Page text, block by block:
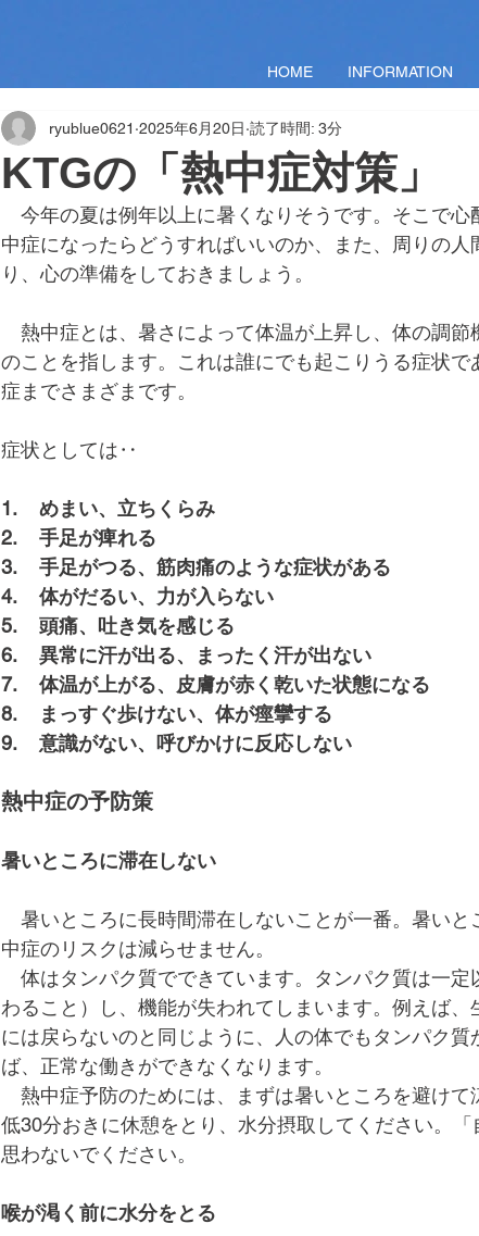
HOME INFORMATION
KTGの「熱中症対策」
ryublue0621 2025年6月20日 読了時間: 3分
今年の夏は例年以上に暑くなりそうです。そこで心
中症になったらどうすればいいのか、また、周りの
り、心の準備をしておきましょう。
熱中症とは、暑さによって体温が上昇し、体の調節
のことを指します。これは誰にでも起こりうる症状
症までさまざまです。
症状としては‥
1.    めまい、立ちくらみ
2.    手足が痺れる
3.    手足がつる、筋肉痛のような症状がある
4.    体がだるい、力が入らない
5.    頭痛、吐き気を感じる
6.    異常に汗が出る、まったく汗が出ない
7.    体温が上がる、皮膚が赤く乾いた状態になる
8.    まっすぐ歩けない、体が痙攣する
9.    意識がない、呼びかけに反応しない
熱中症の予防策
暑いところに滞在しない
暑いところに長時間滞在しないことが一番。暑いと
中症のリスクは減らせません。
体はタンパク質でできています。タンパク質は一定
わること）し、機能が失われてしまいます。例えば
には戻らないのと同じように、人の体でもタンパク質
ば、正常な働きができなくなります。
熱中症予防のためには、まずは暑いところを避けて
低30分おきに休憩をとり、水分摂取してください。
思わないでください。
喉が渇く前に水分をとる